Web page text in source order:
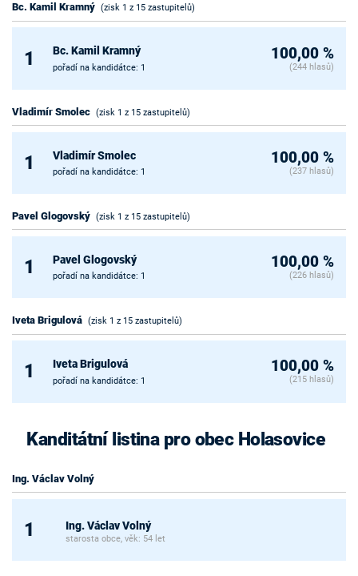
Bc. Kamil Kramný (zisk 1 z 15 zastupitelů)
1 Bc. Kamil Kramný
pořadí na kandidátce: 1
100,00 %
(244 hlasů)
Vladimír Smolec (zisk 1 z 15 zastupitelů)
1 Vladimír Smolec
pořadí na kandidátce: 1
100,00 %
(237 hlasů)
Pavel Glogovský (zisk 1 z 15 zastupitelů)
1 Pavel Glogovský
pořadí na kandidátce: 1
100,00 %
(226 hlasů)
Iveta Brigulová (zisk 1 z 15 zastupitelů)
1 Iveta Brigulová
pořadí na kandidátce: 1
100,00 %
(215 hlasů)
Kanditátní listina pro obec Holasovice
Ing. Václav Volný
1 Ing. Václav Volný
starosta obce, věk: 54 let